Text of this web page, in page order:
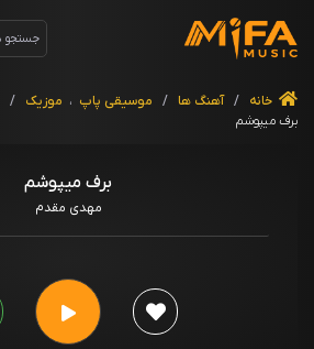
خانه / آهنگ ها / موسیقی پاپ ، موزیک /
برف میپوشم
برف میپوشم
مهدی مقدم